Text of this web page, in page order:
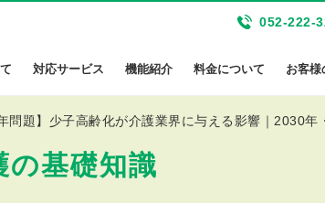
052-222-
対応サービス 機能紹介 料金について お客様
問題】少子高齢化が介護業界に与える影響｜2030
の基礎知識